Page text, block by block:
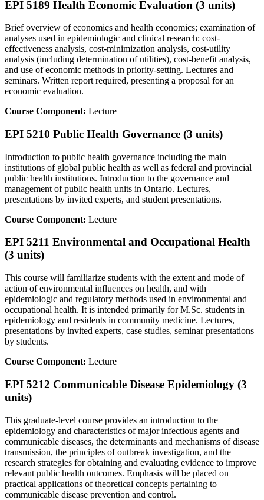
EPI 5189 Health Economic Evaluation (3 units)
Brief overview of economics and health economics; examination of
analyses used in epidemiologic and clinical research: cost-
effectiveness analysis, cost-minimization analysis, cost-utility
analysis (including determination of utilities), cost-benefit analysis,
and use of economic methods in priority-setting. Lectures and
seminars. Written report required, presenting a proposal for an
economic evaluation.
Course Component: Lecture
EPI 5210 Public Health Governance (3 units)
Introduction to public health governance including the main
institutions of global public health as well as federal and provincial
public health institutions. Introduction to the governance and
management of public health units in Ontario. Lectures,
presentations by invited experts, and student presentations.
Course Component: Lecture
EPI 5211 Environmental and Occupational Health
(3 units)
This course will familiarize students with the extent and mode of
action of environmental influences on health, and with
epidemiologic and regulatory methods used in environmental and
occupational health. It is intended primarily for M.Sc. students in
epidemiology and residents in community medicine. Lectures,
presentations by invited experts, case studies, seminar presentations
by students.
Course Component: Lecture
EPI 5212 Communicable Disease Epidemiology (3
units)
This graduate-level course provides an introduction to the
epidemiology and characteristics of major infectious agents and
communicable diseases, the determinants and mechanisms of disease
transmission, the principles of outbreak investigation, and the
research strategies for obtaining and evaluating evidence to improve
relevant public health outcomes. Emphasis will be placed on
practical applications of theoretical concepts pertaining to
communicable disease prevention and control.